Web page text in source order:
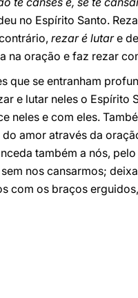
no Espírito Santo.
rezar é lutare
na oração e faz rezar
que se entranham
e lutar neles o Espírito
neles e com eles.
amor através da
também a nós,
nos cansarmos;
com os braços